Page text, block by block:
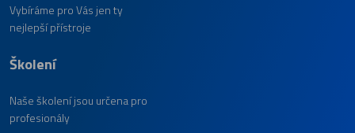
Vybíráme pro Vás jen ty
nejlepší přístroje
Školení
Naše školení jsou určena pro
profesionály